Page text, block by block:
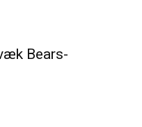
Bears-